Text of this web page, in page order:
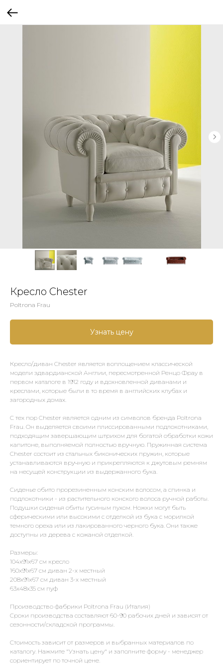
Кресло Chester
Poltrona Frau
Узнать цену
Кресло/диван Chester является воплощением классической
модели эдвардианской Англии, пересмотренной Ренцо Фрау в
первом каталоге в 1912 году и вдохновленной диванами и
креслами, которые были в то время в английских клубах и
загородных домах.
С тех пор Chester является одним из символов бренда Poltrona
Frau. Он выделяется своими плиссированными подлокотниками,
подходящим завершающим штрихом для богатой обработки кожи
капитоне, выполняемой полностью вручную. Пружинная система
Chester состоит из стальных биконических пружин, которые
устанавливаются вручную и прикрепляются к джутовым ремням
на несущей конструкции из выдержанного бука.
Сиденье обито прорезиненным конским волосом, а спинка и
подлокотники - из растительного конского волоса ручной работы.
Подушки сиденья обиты гусиным пухом. Ножки могут быть
сферическими или высокими с отделкой из бука с морилкой
темного ореха или из лакированного черного бука. Они также
доступны из дерева с кожаной отделкой.
Размеры:
104х91х67 см кресло
160х91х67 см диван 2-х местный
208х91х67 см диван 3-х местный
63х48х35 см пуф
Производство фабрики Poltrona Frau (Италия)
Сроки производства составляют 60-90 рабочих дней и зависят от
сезонности/складской программы.
Стоимость зависит от размеров и выбранных материалов по
каталогу. Нажмите "Узнать цену" и заполните форму - менеджер
сориентирует по точной цене.